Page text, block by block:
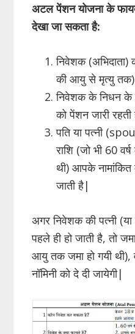
अटल पेंशन योजना के
देखा जा सकता है:
निवेशक (अभिदाता)
की आयु से मृत्यु तक)
निवेशक के निधन के
को पेंशन जारी रहती
पति या पत्नी
राशि (जो भी 60
थी) आपके नामांकित
जाती है|
अगर निवेशक की पत्नी
पहले ही हो जाती है, तो
आयु तक जमा हो गयी
नॉमिनी को दे दी जायेगी|